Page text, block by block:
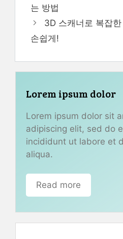
는 방법
3D 스캐너로 복잡
손쉽게!
Lorem ipsum dolor
Lorem ipsum dolor sit
adipiscing elit, sed do
incididunt ut labore et
aliqua.
Read more